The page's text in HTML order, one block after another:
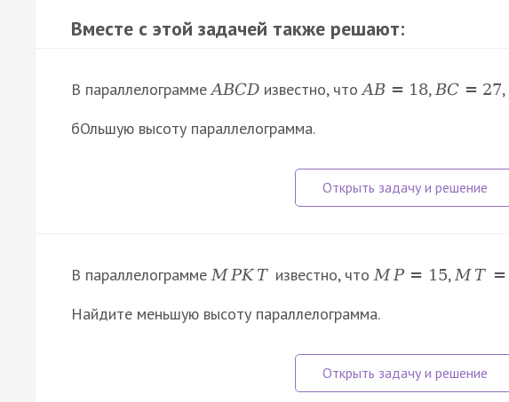
Вместе с этой задачей также решают:
В параллелограммеABCD известно, чтоAB = 18,BC = 27,
бОльшую высоту параллелограмма.
В параллелограммеM PK T известно, чтоM P = 15,M T =
Найдите меньшую высоту параллелограмма.